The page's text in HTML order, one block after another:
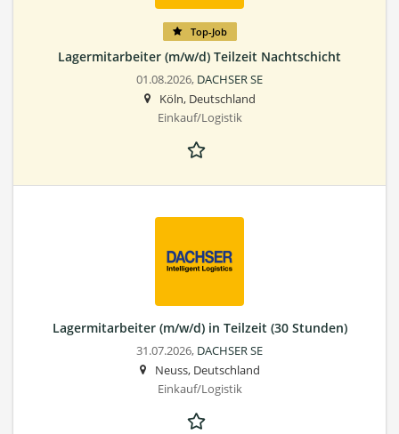
Top-Job
Lagermitarbeiter (m/w/d) Teilzeit Nachtschicht
01.08.2026, DACHSER SE
Köln, Deutschland
Einkauf/Logistik
Lagermitarbeiter (m/w/d) in Teilzeit (30 Stunden)
31.07.2026, DACHSER SE
Neuss, Deutschland
Einkauf/Logistik